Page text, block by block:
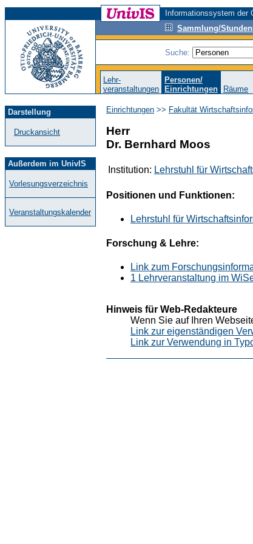
Informationssystem der
Sammlung/
Suche:
Lehr-
veranstaltungen
Personen/
Einrichtungen
Räume
Darstellung
Druckansicht
Außerdem im UnivIS
Vorlesungsverzeichnis
Veranstaltungskalender
Einrichtungen >> Fakultät
Herr
Dr. Bernhard Moos
Institution: Lehrstuhl für
Positionen und Funktionen:
Lehrstuhl für
Forschung & Lehre:
Link zum
1 Lehrveranstaltung im
Hinweis für Web-Redakteure
Wenn Sie auf Ihren
Link zur eigenständigen
Link zur Verwendung in